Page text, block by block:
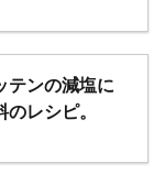
テンの減塩に
レシピ。